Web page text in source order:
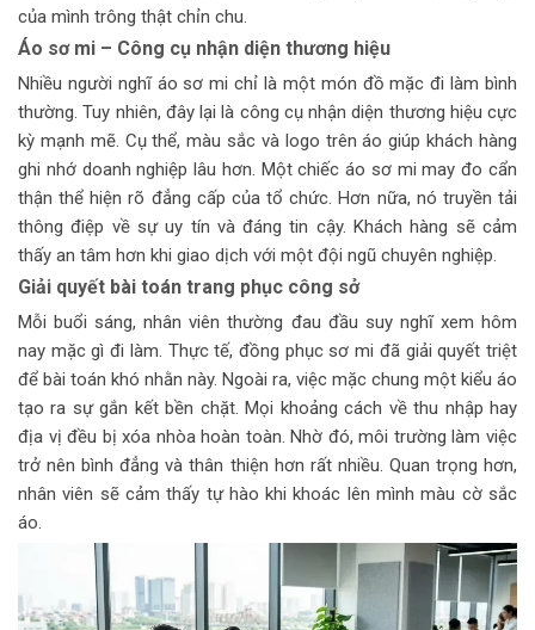
của mình trông thật chỉn chu.
Áo sơ mi – Công cụ nhận diện thương hiệu
Nhiều người nghĩ áo sơ mi chỉ là một món đồ mặc đi làm bình
thường. Tuy nhiên, đây lại là công cụ nhận diện thương hiệu cực
kỳ mạnh mẽ. Cụ thể, màu sắc và logo trên áo giúp khách hàng
ghi nhớ doanh nghiệp lâu hơn. Một chiếc áo sơ mi may đo cẩn
thận thể hiện rõ đẳng cấp của tổ chức. Hơn nữa, nó truyền tải
thông điệp về sự uy tín và đáng tin cậy. Khách hàng sẽ cảm
thấy an tâm hơn khi giao dịch với một đội ngũ chuyên nghiệp.
Giải quyết bài toán trang phục công sở
Mỗi buổi sáng, nhân viên thường đau đầu suy nghĩ xem hôm
nay mặc gì đi làm. Thực tế, đồng phục sơ mi đã giải quyết triệt
để bài toán khó nhằn này. Ngoài ra, việc mặc chung một kiểu áo
tạo ra sự gắn kết bền chặt. Mọi khoảng cách về thu nhập hay
địa vị đều bị xóa nhòa hoàn toàn. Nhờ đó, môi trường làm việc
trở nên bình đẳng và thân thiện hơn rất nhiều. Quan trọng hơn,
nhân viên sẽ cảm thấy tự hào khi khoác lên mình màu cờ sắc
áo.